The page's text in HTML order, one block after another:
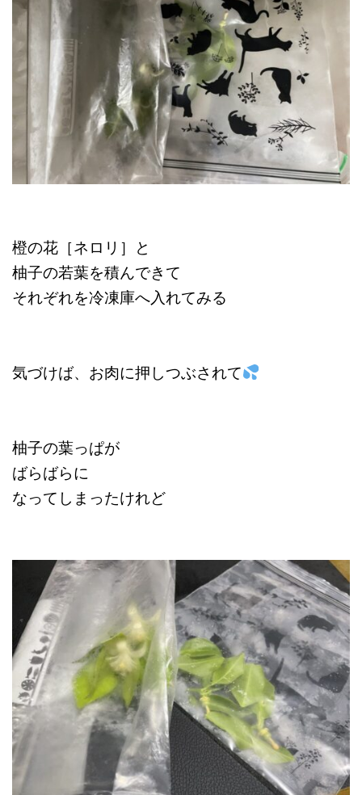
橙の花［ネロリ］と
柚子の若葉を積んできて
それぞれを冷凍庫へ入れてみる
気づけば、お肉に押しつぶされて
柚子の葉っぱが
ばらばらに
なってしまったけれど